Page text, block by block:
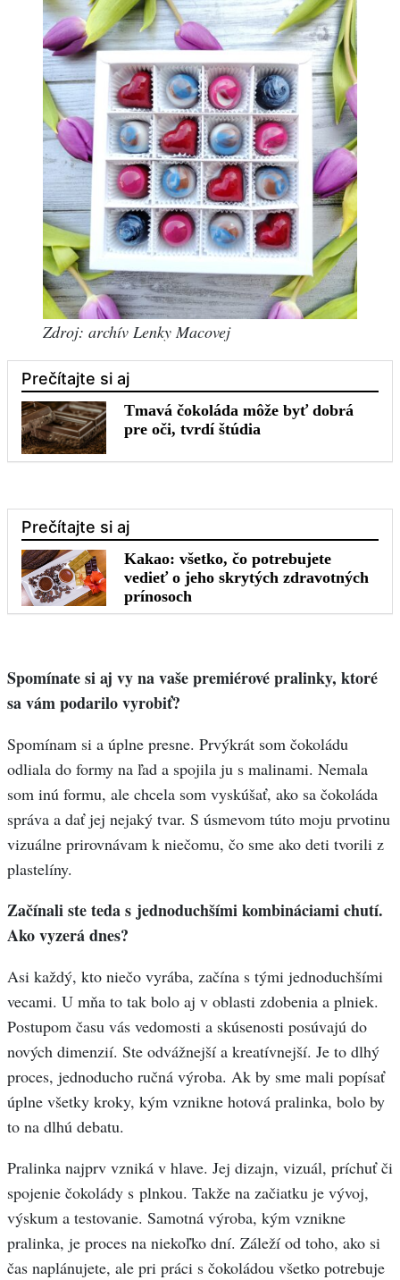
Zdroj: archív Lenky Macovej
Spomínate si aj vy na vaše premiérové pralinky, ktoré
sa vám podarilo vyrobiť?
Spomínam si a úplne presne. Prvýkrát som čokoládu
odliala do formy na ľad a spojila ju s malinami. Nemala
som inú formu, ale chcela som vyskúšať, ako sa čokoláda
správa a dať jej nejaký tvar. S úsmevom túto moju prvotinu
vizuálne prirovnávam k niečomu, čo sme ako deti tvorili z
plastelíny.
Začínali ste teda s jednoduchšími kombináciami chutí.
Ako vyzerá dnes?
Asi každý, kto niečo vyrába, začína s tými jednoduchšími
vecami. U mňa to tak bolo aj v oblasti zdobenia a plniek.
Postupom času vás vedomosti a skúsenosti posúvajú do
nových dimenzií. Ste odvážnejší a kreatívnejší. Je to dlhý
proces, jednoducho ručná výroba. Ak by sme mali popísať
úplne všetky kroky, kým vznikne hotová pralinka, bolo by
to na dlhú debatu.
Pralinka najprv vzniká v hlave. Jej dizajn, vizuál, príchuť či
spojenie čokolády s plnkou. Takže na začiatku je vývoj,
výskum a testovanie. Samotná výroba, kým vznikne
pralinka, je proces na niekoľko dní. Záleží od toho, ako si
čas naplánujete, ale pri práci s čokoládou všetko potrebuje